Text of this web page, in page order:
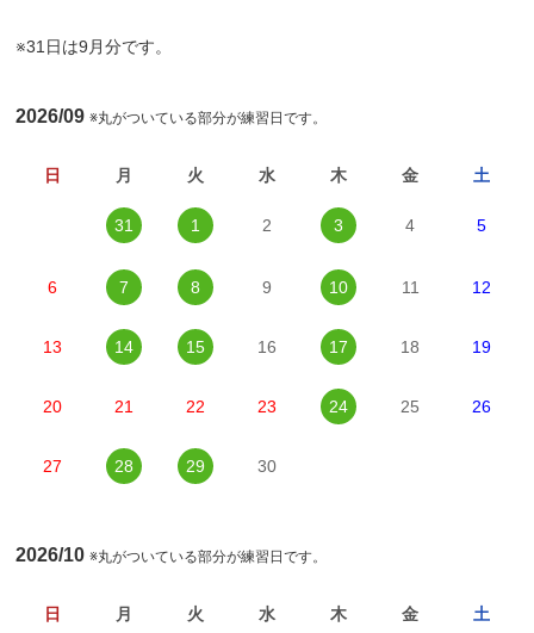
※31日は9月分です。
2026/09※丸がついている部分が練習日です。
日 月 火 水 木 金 土
31 1 2 3 4 5
6 7 8 9 10 11 12
13 14 15 16 17 18 19
20 21 22 23 24 25 26
27 28 29 30
2026/10※丸がついている部分が練習日です。
日 月 火 水 木 金 土